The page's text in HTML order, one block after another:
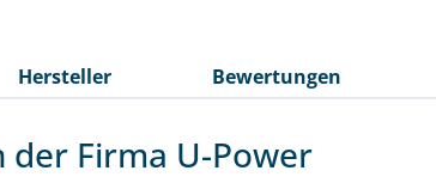
Hersteller Bewertungen
der Firma U-Power